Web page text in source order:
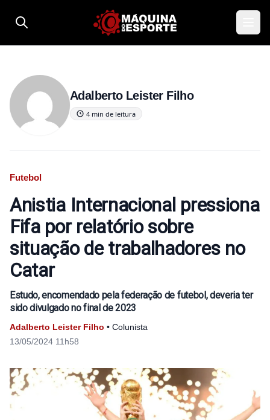
Adalberto Leister Filho
4 min de leitura
Futebol
Anistia Internacional pressiona
Fifa por relatório sobre
situação de trabalhadores no
Catar
Estudo, encomendado pela federação de futebol, deveria ter
sido divulgado no final de 2023
Adalberto Leister Filho • Colunista
13/05/2024 11h58